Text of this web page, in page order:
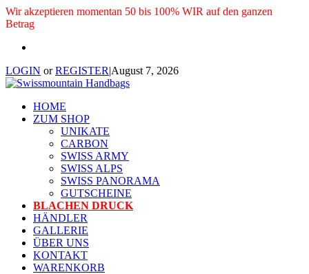
Wir akzeptieren momentan 50 bis 100% WIR auf den ganzen
Betrag
LOGIN orREGISTER|August 7, 2026
HOME
ZUM SHOP
UNIKATE
CARBON
SWISS ARMY
SWISS ALPS
SWISS PANORAMA
GUTSCHEINE
BLACHEN DRUCK
HÄNDLER
GALLERIE
ÜBER UNS
KONTAKT
WARENKORB